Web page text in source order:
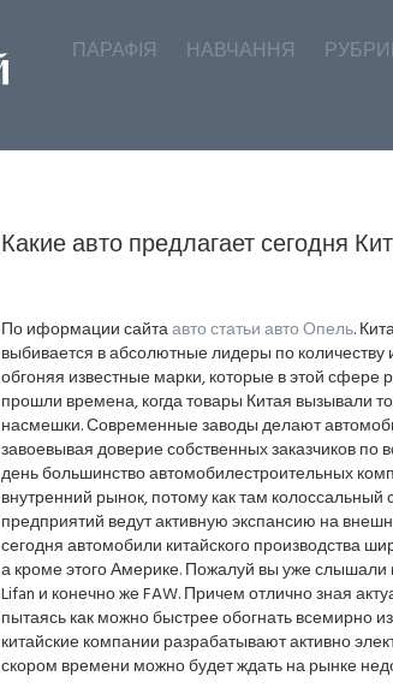
ПАРАФІЯ НАВЧАННЯ
Какие авто предлагает сегодня
По иформации сайтаавто статьи авто Опель.
выбивается в абсолютные лидеры по
обгоняя известные марки, которые в этой сфере
прошли времена, когда товары Китая вызывали
насмешки. Современные заводы делают
завоевывая доверие собственных заказчиков
день большинство автомобилестроительных
внутренний рынок, потому как там колоссальный
предприятий ведут активную экспансию на
сегодня автомобили китайского производства
а кроме этого Америке. Пожалуй вы уже слышали
Lifan и конечно же FAW. Причем отлично зная
пытаясь как можно быстрее обогнать всемирно
китайские компании разрабатывают активно
скором времени можно будет ждать на рынке